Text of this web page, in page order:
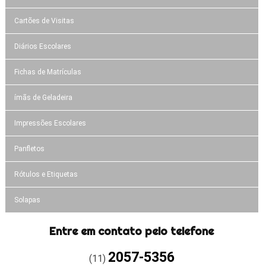
Cartões de Visitas
Diários Escolares
Fichas de Matrículas
ímãs de Geladeira
Impressões Escolares
Panfletos
Rótulos e Etiquetas
Solapas
Entre em contato pelo telefone
(11) 2057-5356